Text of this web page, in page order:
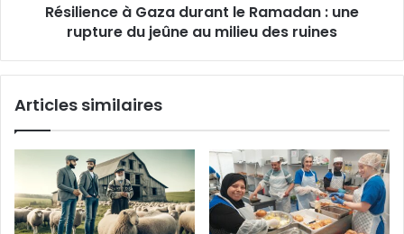
Résilience à Gaza durant le Ramadan : une
rupture du jeûne au milieu des ruines
Articles similaires